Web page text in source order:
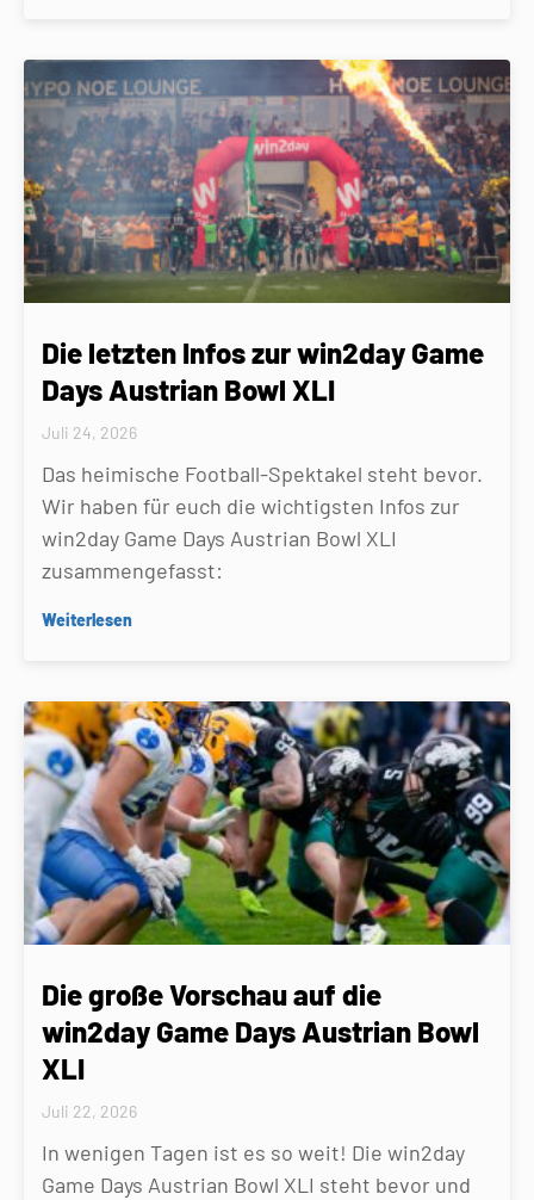
Die letzten Infos zur win2day Game
Days Austrian Bowl XLI
Juli 24, 2026
Das heimische Football-Spektakel steht bevor.
Wir haben für euch die wichtigsten Infos zur
win2day Game Days Austrian Bowl XLI
zusammengefasst:
Weiterlesen
Die große Vorschau auf die
win2day Game Days Austrian Bowl
XLI
Juli 22, 2026
In wenigen Tagen ist es so weit! Die win2day
Game Days Austrian Bowl XLI steht bevor und